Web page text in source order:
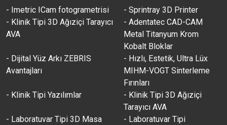
- Imetric ICam fotogrametrisi
- Sprintray 3D Printer
- Klinik Tipi 3D Ağıziçi Tarayıcı
AVA
- Adentatec CAD-CAM
Metal Titanyum Krom
Kobalt Bloklar
- Dijital Yüz Arkı ZEBRIS
Avantajları
- Hızlı, Estetik, Ultra Lüx
MIHM-VOGT Sinterleme
Fırınları
- Klinik Tipi Yazılımlar
- Klinik Tipi 3D Ağıziçi
Tarayıcı AVA
- Laboratuvar Tipi 3D Masa
- Laboratuvar Tipi